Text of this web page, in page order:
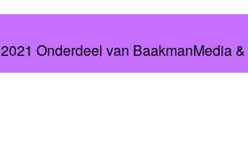
Onderdeel van BaakmanMedia&